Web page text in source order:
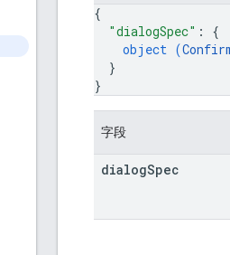
{
"dialogSpec" : {
object (
}
}
字段
dialogSpec